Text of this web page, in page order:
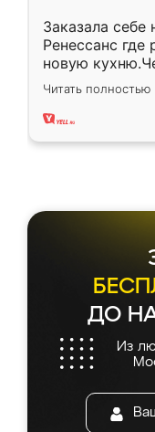
Заказала
Ренессанс где
новую
вполне
два года,
Читать полностью
ДО
Из